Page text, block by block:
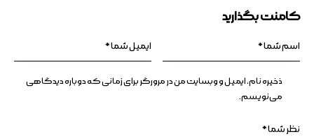
کامنت بگذارید
ذخیره نام، ایمیل و وبسایت من در مرورگر برای زمانی که دوباره دیدگاهی
می‌نویسم.